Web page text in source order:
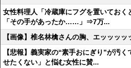
女性料理人「冷蔵庫にフグを置いておく
「その手があったか……」⇒7万...
【画像】椎名林檎さんの胸、エッッッ
【悲報】義実家の“素手おにぎり”が汚
せたくない」と悩む女性に賛...